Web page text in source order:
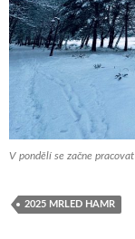
V pondělí se začne
2025 MRLED HAMR